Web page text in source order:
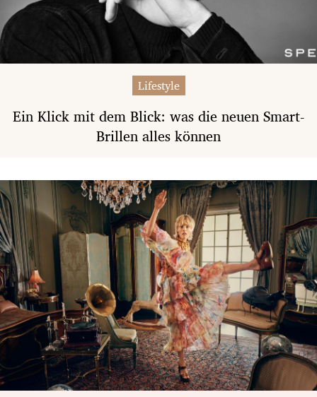
Lifestyle
Ein Klick mit dem Blick: was die neuen Smart-
Brillen alles können